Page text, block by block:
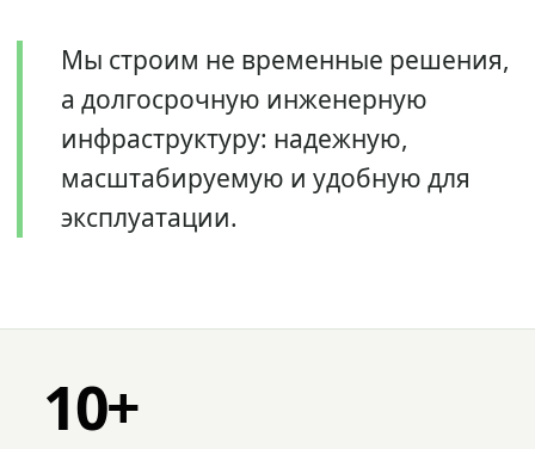
Мы строим не временные решения,
а долгосрочную инженерную
инфраструктуру: надежную,
масштабируемую и удобную для
эксплуатации.
10+